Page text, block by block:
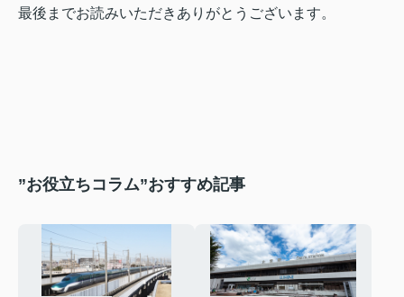
最後までお読みいただきありがとうございます。
”お役立ちコラム”おすすめ記事